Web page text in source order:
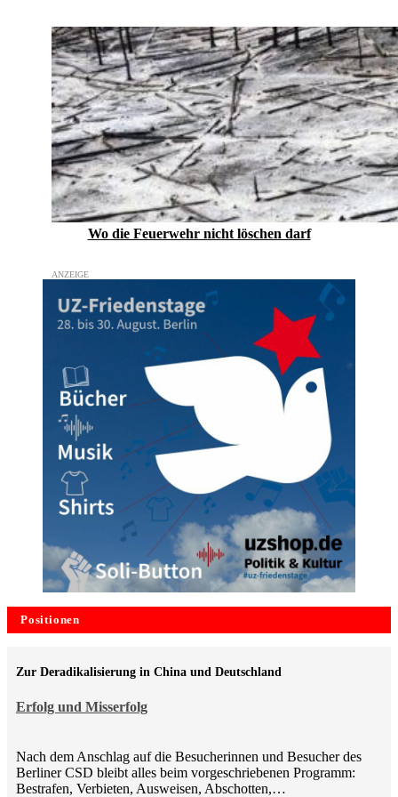
Wo die Feuerwehr nicht löschen darf
Positionen
Erfolg und Misserfolg
Zur Deradikalisierung in China und Deutschland
Nach dem Anschlag auf die Besucherinnen und Besucher des
Berliner CSD bleibt alles beim vorgeschriebenen Programm:
Bestrafen, Verbieten, Ausweisen, Abschotten,…